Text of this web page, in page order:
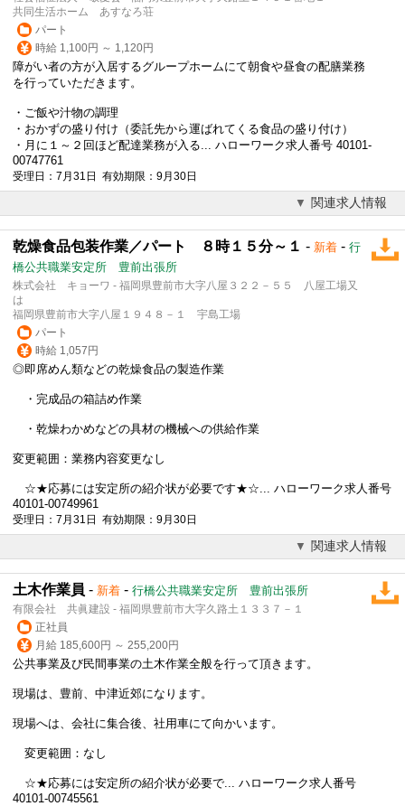
共同生活ホーム あすなろ荘
パート
時給 1,100円 ～ 1,120円
障がい者の方が入居するグループホームにて朝食や昼食の配膳業務
を行っていただきます。
・ご飯や汁物の調理
・おかずの盛り付け（委託先から運ばれてくる食品の盛り付け）
・月に１～２回ほど配達業務が入る... ハローワーク求人番号 40101-
00747761
受理日：7月31日 有効期限：9月30日
関連求人情報
乾燥食品包装作業／パート ８時１５分～１ - 新着 - 行
橋公共職業安定所 豊前出張所
株式会社 キョーワ - 福岡県豊前市大字八屋３２２－５５ 八屋工場又
は
福岡県豊前市大字八屋１９４８－１ 宇島工場
パート
時給 1,057円
◎即席めん類などの乾燥食品の製造作業
・完成品の箱詰め作業
・乾燥わかめなどの具材の機械への供給作業
変更範囲：業務内容変更なし
☆★応募には安定所の紹介状が必要です★☆... ハローワーク求人番号
40101-00749961
受理日：7月31日 有効期限：9月30日
関連求人情報
土木作業員 - 新着 - 行橋公共職業安定所 豊前出張所
有限会社 共眞建設 - 福岡県豊前市大字久路土１３３７－１
正社員
月給 185,600円 ～ 255,200円
公共事業及び民間事業の土木作業全般を行って頂きます。
現場は、豊前、中津近郊になります。
現場へは、会社に集合後、社用車にて向かいます。
変更範囲：なし
☆★応募には安定所の紹介状が必要で... ハローワーク求人番号
40101-00745561